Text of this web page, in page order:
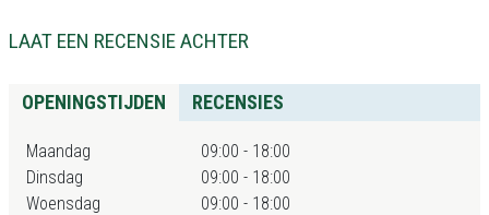
LAAT EEN RECENSIE ACHTER
OPENINGSTIJDEN RECENSIES
Maandag
09:00 - 18:00
Dinsdag
09:00 - 18:00
Woensdag
09:00 - 18:00